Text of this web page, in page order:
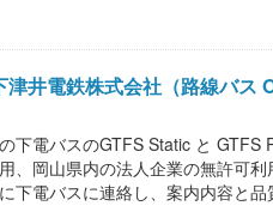
津井電鉄株式会社（路線バ
下電バスのGTFS Static と
、岡山県内の法人企業の無許
下電バスに連絡し、案内内容と